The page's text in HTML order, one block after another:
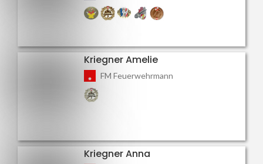
Kriegner Amelie
FM Feuerwehrmann
Kriegner Anna